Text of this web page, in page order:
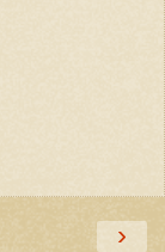
›